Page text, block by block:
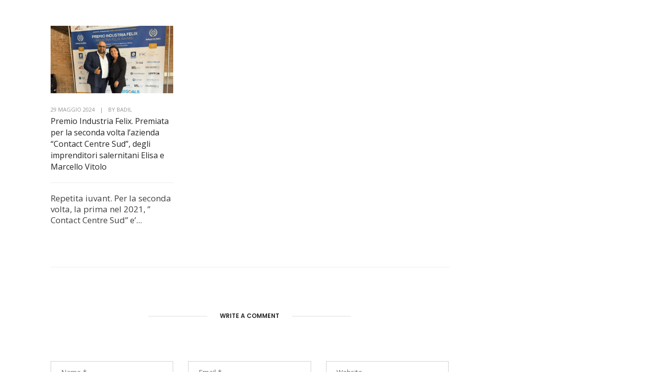
29 MAGGIO 2024 | BY BADIL
Premio Industria Felix. Premiata
per la seconda volta l’azienda
“Contact Centre Sud”, degli
imprenditori salernitani Elisa e
Marcello Vitolo
Repetita iuvant. Per la seconda
volta, la prima nel 2021, ”
Contact Centre Sud” e’...
WRITE A COMMENT